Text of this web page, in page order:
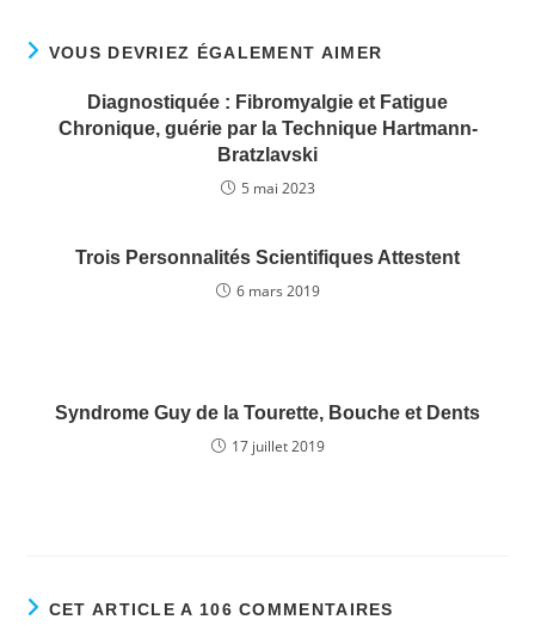
e
b
o
o
er l e
dI
n
g
er
VOUS DEVRIEZ ÉGALEMENT AIMER
Diagnostiquée : Fibromyalgie et Fatigue
Chronique, guérie par la Technique Hartmann-
Bratzlavski
5 mai 2023
Trois Personnalités Scientifiques Attestent
6 mars 2019
Syndrome Guy de la Tourette, Bouche et Dents
17 juillet 2019
CET ARTICLE A 106 COMMENTAIRES